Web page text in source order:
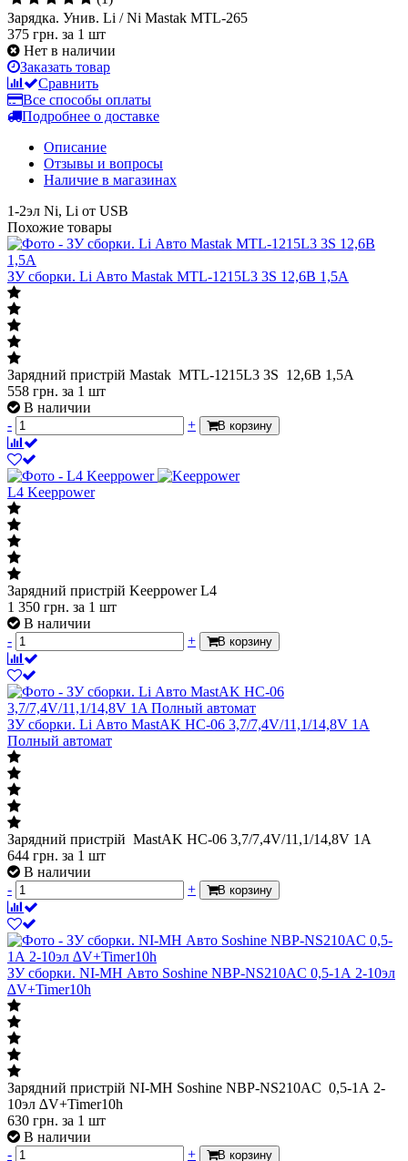
Зарядка. Унив. Li / Ni Mastak MTL-265
375 грн. за 1 шт
Нет в наличии
Заказать товар
Сравнить
Все способы оплаты
Подробнее о доставке
Описание
Отзывы и вопросы
Наличие в магазинах
1-2эл Ni, Li от USB
Похожие товары
ЗУ сборки. Li Авто Mastak MTL-1215L3 3S 12,6В 1,5A
Зарядний пристрій Mastak MTL-1215L3 3S 12,6В 1,5A
558 грн. за 1 шт
В наличии
-
+ В корзину
L4 Keeppower
Зарядний пристрій Keeppower L4
1 350 грн. за 1 шт
В наличии
-
+ В корзину
ЗУ сборки. Li Авто MastAK HC-06 3,7/7,4V/11,1/14,8V 1A
Полный автомат
Зарядний пристрій MastAK HC-06 3,7/7,4V/11,1/14,8V 1A
644 грн. за 1 шт
В наличии
-
+ В корзину
ЗУ сборки. NI-MH Авто Soshine NBP-NS210AC 0,5-1А 2-10эл
∆V+Timer10h
Зарядний пристрій NI-MH Soshine NBP-NS210AC 0,5-1А 2-
10эл ∆V+Timer10h
630 грн. за 1 шт
В наличии
-
+ В корзину